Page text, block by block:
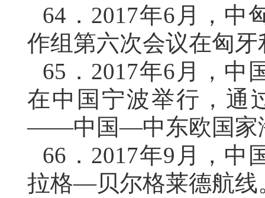
64． 2017年6月，中
作组第六次会议在匈
65． 2017年6月，中
在中国宁波举行，通
——中国—中东欧国家
66． 2017年9月，中
拉格—贝尔格莱德航线